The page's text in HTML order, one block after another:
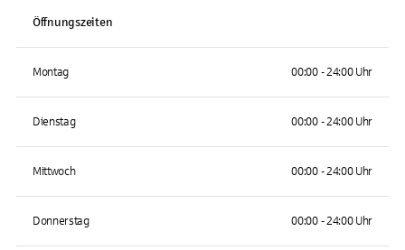
Öffnungszeiten
Montag 00:00 - 24:00 Uhr
Dienstag 00:00 - 24:00 Uhr
Mittwoch 00:00 - 24:00 Uhr
Donnerstag 00:00 - 24:00 Uhr